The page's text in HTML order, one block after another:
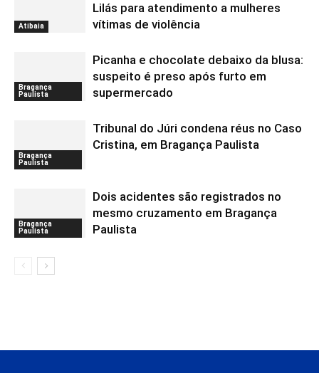
Atibaia
Lilás para atendimento a mulheres
vítimas de violência
Bragança
Paulista
Picanha e chocolate debaixo da blusa:
suspeito é preso após furto em
supermercado
Bragança
Paulista
Tribunal do Júri condena réus no Caso
Cristina, em Bragança Paulista
Bragança
Paulista
Dois acidentes são registrados no
mesmo cruzamento em Bragança
Paulista